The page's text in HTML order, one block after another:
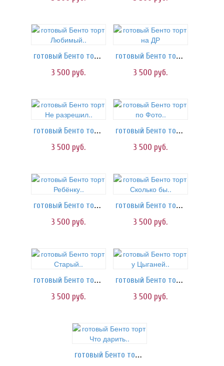
готовый Бенто торт Любимый..
3 500 руб.
готовый Бенто торт на ДР
3 500 руб.
готовый Бенто торт Не разрешил..
3 500 руб.
готовый Бенто торт по Фото..
3 500 руб.
готовый Бенто торт Ребёнку..
3 500 руб.
готовый Бенто торт Сколько бы..
3 500 руб.
готовый Бенто торт Старый..
3 500 руб.
готовый Бенто торт у Цыганей..
3 500 руб.
готовый Бенто торт Что дарить..